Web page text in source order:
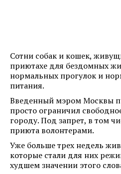
Сотни собак и кошек,
приютахе для бездомных
нормальных прогулок и
питания.
Введенный мэром Москвы
просто ограничил
городу. Под запрет, в том
приюта волонтерами.
Уже больше трех недель
которые стали для них
худшем значении этого